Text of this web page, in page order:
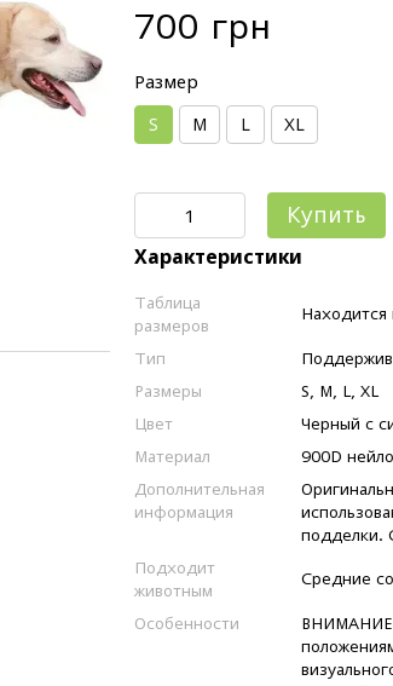
700 грн
Размер
S M L XL
Купить
Характеристики
Таблица
размеров
Находится
Тип
Размеры
S, M, L, XL
Цвет
Черный с
Материал
900D
Дополнительная
информация
подделки.
Подходит
животным
Средние
Особенности
ВНИМАНИЕ!